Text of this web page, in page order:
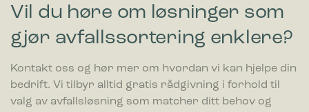
Vil du høre om løsninger som
gjør avfallssortering enklere?
Kontakt oss og hør mer om hvordan vi kan hjelpe din
bedrift. Vi tilbyr alltid gratis rådgivning i forhold til
valg av avfallsløsning som matcher ditt behov og